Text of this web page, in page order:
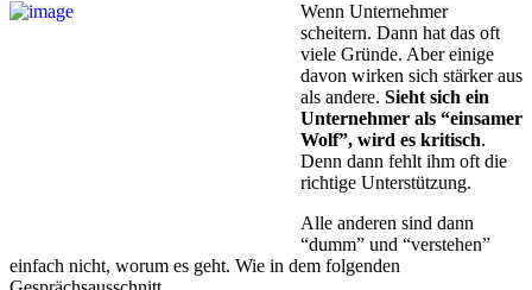
Wenn Unternehmer
scheitern. Dann hat das oft
viele Gründe. Aber einige
davon wirken sich stärker aus
als andere. Sieht sich ein
Unternehmer als “ein­sa­mer
Wolf”, wird es kritisch.
Denn dann fehlt ihm oft die
rich­ti­ge Unterstützung.
Alle anderen sind dann
“dumm” und “verstehen”
einfach nicht, worum es geht. Wie in dem fol­ge­nden